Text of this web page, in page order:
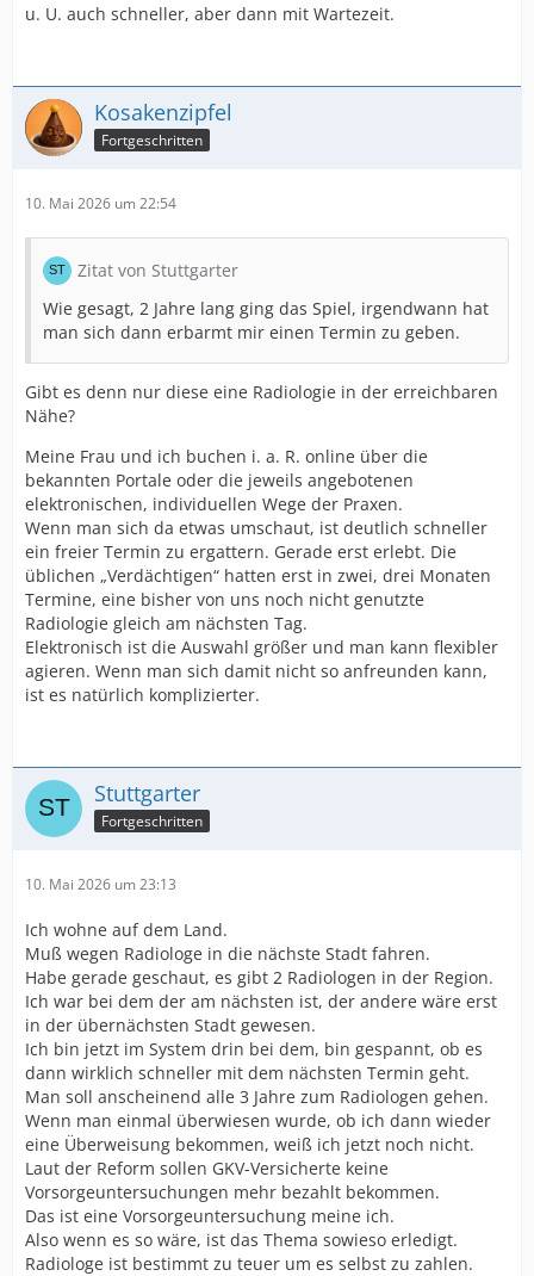
u. U. auch schneller, aber dann mit Wartezeit.
Kosakenzipfel
Fortgeschritten
10. Mai 2026 um 22:54
Zitat von Stuttgarter
Wie gesagt, 2 Jahre lang ging das Spiel, irgendwann hat
man sich dann erbarmt mir einen Termin zu geben.
Gibt es denn nur diese eine Radiologie in der erreichbaren
Nähe?
Meine Frau und ich buchen i. a. R. online über die
bekannten Portale oder die jeweils angebotenen
elektronischen, individuellen Wege der Praxen.
Wenn man sich da etwas umschaut, ist deutlich schneller
ein freier Termin zu ergattern. Gerade erst erlebt. Die
üblichen „Verdächtigen“ hatten erst in zwei, drei Monaten
Termine, eine bisher von uns noch nicht genutzte
Radiologie gleich am nächsten Tag.
Elektronisch ist die Auswahl größer und man kann flexibler
agieren. Wenn man sich damit nicht so anfreunden kann,
ist es natürlich komplizierter.
Stuttgarter
Fortgeschritten
10. Mai 2026 um 23:13
Ich wohne auf dem Land.
Muß wegen Radiologe in die nächste Stadt fahren.
Habe gerade geschaut, es gibt 2 Radiologen in der Region.
Ich war bei dem der am nächsten ist, der andere wäre erst
in der übernächsten Stadt gewesen.
Ich bin jetzt im System drin bei dem, bin gespannt, ob es
dann wirklich schneller mit dem nächsten Termin geht.
Man soll anscheinend alle 3 Jahre zum Radiologen gehen.
Wenn man einmal überwiesen wurde, ob ich dann wieder
eine Überweisung bekommen, weiß ich jetzt noch nicht.
Laut der Reform sollen GKV-Versicherte keine
Vorsorgeuntersuchungen mehr bezahlt bekommen.
Das ist eine Vorsorgeuntersuchung meine ich.
Also wenn es so wäre, ist das Thema sowieso erledigt.
Radiologe ist bestimmt zu teuer um es selbst zu zahlen.